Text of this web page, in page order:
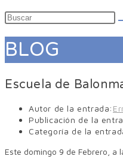
BLOG
Escuela de
Autor de la entrada:
Publicación de la
Categoría de la
Este domingo 9 de Febrero, a